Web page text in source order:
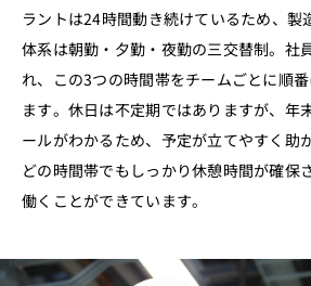
ラントは24時間動き続けているため、製
体系は朝勤・夕勤・夜勤の三交替制。社
れ、この3つの時間帯をチームごとに順
ます。休日は不定期ではありますが、年
ールがわかるため、予定が立てやすく助
どの時間帯でもしっかり休憩時間が確保
働くことができています。